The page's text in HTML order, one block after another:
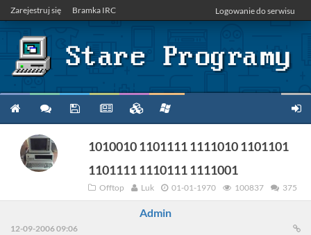
Zarejestruj się Bramka IRC Logowanie do serwisu
1010010 1101111 1111010 1101101
1101111 1110111 1111001
Offtop Luk 01-01-1970 100837 375
Admin
12-09-2006 09:06